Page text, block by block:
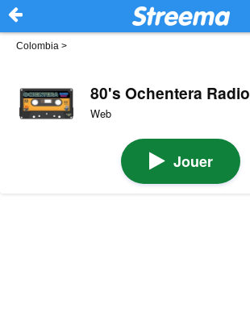
Colombia >
80's Ochentera Radio
Web
Jouer